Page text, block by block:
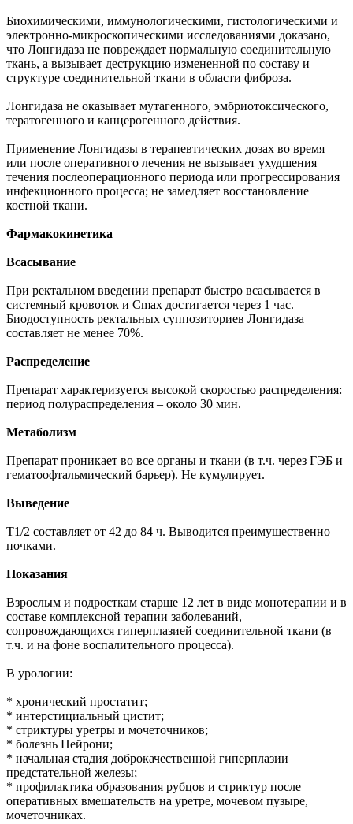
Биохимическими, иммунологическими, гистологическими и
электронно-микроскопическими исследованиями доказано,
что Лонгидаза не повреждает нормальную соединительную
ткань, а вызывает деструкцию измененной по составу и
структуре соединительной ткани в области фиброза.
Лонгидаза не оказывает мутагенного, эмбриотоксического,
тератогенного и канцерогенного действия.
Применение Лонгидазы в терапевтических дозах во время
или после оперативного лечения не вызывает ухудшения
течения послеоперационного периода или прогрессирования
инфекционного процесса; не замедляет восстановление
костной ткани.
Фармакокинетика
Всасывание
При ректальном введении препарат быстро всасывается в
системный кровоток и Cmax достигается через 1 час.
Биодоступность ректальных суппозиториев Лонгидаза
составляет не менее 70%.
Распределение
Препарат характеризуется высокой скоростью распределения:
период полураспределения – около 30 мин.
Метаболизм
Препарат проникает во все органы и ткани (в т.ч. через ГЭБ и
гематоофтальмический барьер). Не кумулирует.
Выведение
T1/2 составляет от 42 до 84 ч. Выводится преимущественно
почками.
Показания
Взрослым и подросткам старше 12 лет в виде монотерапии и в
составе комплексной терапии заболеваний,
сопровождающихся гиперплазией соединительной ткани (в
т.ч. и на фоне воспалительного процесса).
В урологии:
* хронический простатит;
* интерстициальный цистит;
* стриктуры уретры и мочеточников;
* болезнь Пейрони;
* начальная стадия доброкачественной гиперплазии
предстательной железы;
* профилактика образования рубцов и стриктур после
оперативных вмешательств на уретре, мочевом пузыре,
мочеточниках.